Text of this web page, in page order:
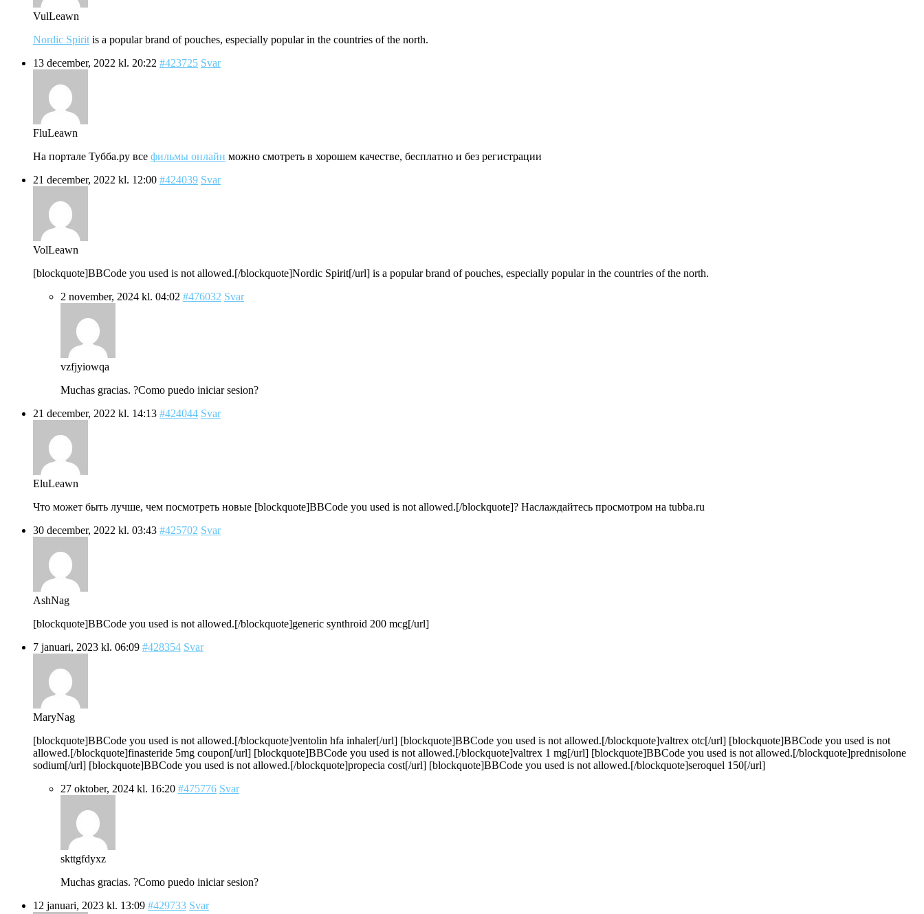
VulLeawn
Nordic Spirit is a popular brand of pouches, especially popular in the countries of the north.
13 december, 2022 kl. 20:22 #423725 Svar
FluLeawn
На портале Тубба.ру все фильмы онлайн можно смотреть в хорошем качестве, бесплатно и без регистрации
21 december, 2022 kl. 12:00 #424039 Svar
VolLeawn
[blockquote]BBCode you used is not allowed.[/blockquote]Nordic Spirit[/url] is a popular brand of pouches, especially popular in the countries of the north.
2 november, 2024 kl. 04:02 #476032 Svar
vzfjyiowqa
Muchas gracias. ?Como puedo iniciar sesion?
21 december, 2022 kl. 14:13 #424044 Svar
EluLeawn
Что может быть лучше, чем посмотреть новые [blockquote]BBCode you used is not allowed.[/blockquote]? Наслаждайтесь просмотром на tubba.ru
30 december, 2022 kl. 03:43 #425702 Svar
AshNag
[blockquote]BBCode you used is not allowed.[/blockquote]generic synthroid 200 mcg[/url]
7 januari, 2023 kl. 06:09 #428354 Svar
MaryNag
[blockquote]BBCode you used is not allowed.[/blockquote]ventolin hfa inhaler[/url] [blockquote]BBCode you used is not allowed.[/blockquote]valtrex otc[/url] [blockquote]BBCode you used is not
allowed.[/blockquote]finasteride 5mg coupon[/url] [blockquote]BBCode you used is not allowed.[/blockquote]valtrex 1 mg[/url] [blockquote]BBCode you used is not allowed.[/blockquote]prednisolone
sodium[/url] [blockquote]BBCode you used is not allowed.[/blockquote]propecia cost[/url] [blockquote]BBCode you used is not allowed.[/blockquote]seroquel 150[/url]
27 oktober, 2024 kl. 16:20 #475776 Svar
skttgfdyxz
Muchas gracias. ?Como puedo iniciar sesion?
12 januari, 2023 kl. 13:09 #429733 Svar